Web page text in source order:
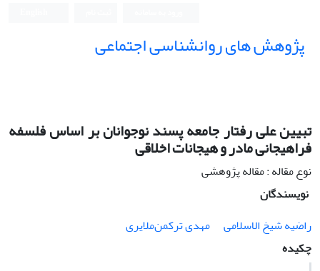
پژوهش های روانشناسی اجتماعی
تبیین علی رفتار جامعه پسند نوجوانان بر اساس فلسفه
فراهیجانی مادر و هیجانات اخلاقی
نوع مقاله : مقاله پژوهشی
نویسندگان
راضیه شیخ الاسلامی
مهدی ترکمن‌ملایری
چکیده